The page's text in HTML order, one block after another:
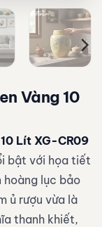
Vàng 10
Lít XG-CR09
bật với họa tiết
hoàng lục bảo
ủ rượu vừa là
thanh khiết,